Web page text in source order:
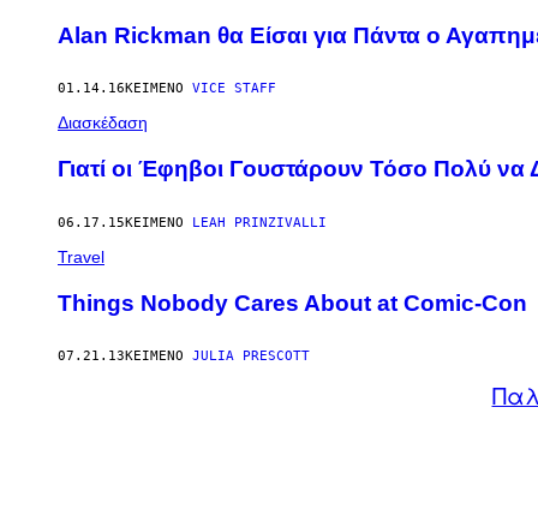
Alan Rickman θα Είσαι για Πάντα ο
01.14.16ΚΕΊΜΕΝΟ VICE STAFF
Διασκέδαση
Γιατί οι Έφηβοι Γουστάρουν Τόσο Πολύ να
06.17.15ΚΕΊΜΕΝΟ LEAH PRINZIVALLI
Travel
Things Nobody Cares About at Comic-Con
07.21.13ΚΕΊΜΕΝΟ JULIA PRESCOTT